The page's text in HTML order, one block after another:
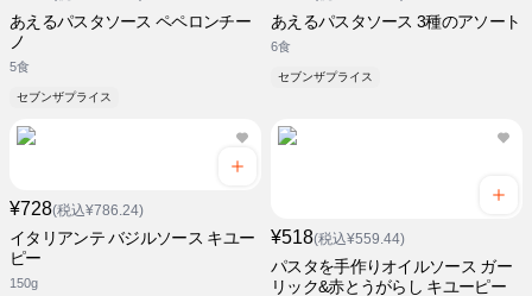
あえるパスタソース ペペロンチー
ノ
5食
セブンザプライス
あえるパスタソース 3種のアソート
6食
セブンザプライス
¥728(税込¥786.24)
イタリアンテ バジルソース キユー
ピー
150g
¥518(税込¥559.44)
パスタを手作りオイルソース ガー
リック&赤とうがらし キユーピー